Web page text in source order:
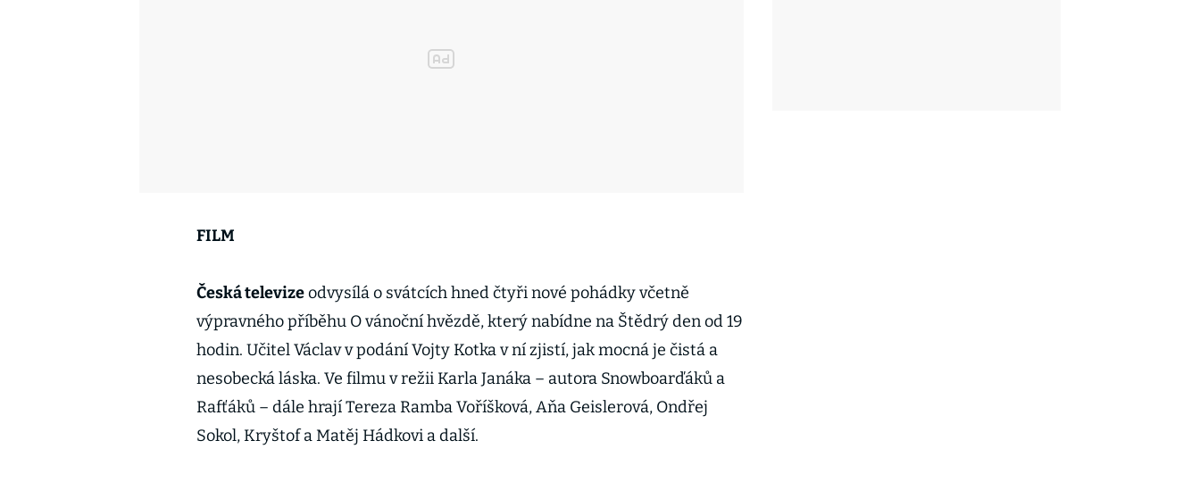
FILM
Česká televizeodvysílá o svátcích hned čtyři nové pohádky včetně
výpravného příběhu O vánoční hvězdě, který nabídne na Štědrý den od 19
hodin. Učitel Václav v podání Vojty Kotka v ní zjistí, jak mocná je čistá a
nesobecká láska. Ve filmu v režii Karla Janáka – autora Snowboarďáků a
Rafťáků – dále hrají Tereza Ramba Voříšková, Aňa Geislerová, Ondřej
Sokol, Kryštof a Matěj Hádkovi a další.